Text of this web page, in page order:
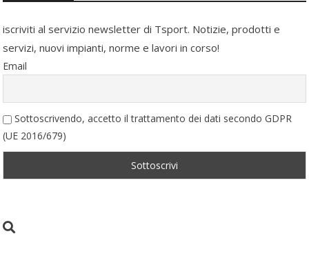
iscriviti al servizio newsletter di Tsport. Notizie, prodotti e
servizi, nuovi impianti, norme e lavori in corso!
Email
Sottoscrivendo, accetto il trattamento dei dati secondo GDPR
(UE 2016/679)